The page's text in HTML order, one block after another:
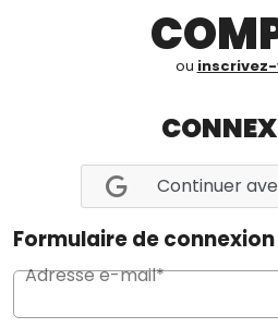
ou
Continuer
Formulaire de connexion
Adresse e-mail*